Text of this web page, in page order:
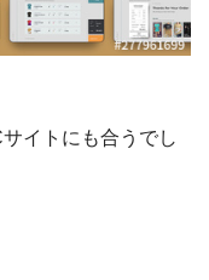
イトにも合うでし